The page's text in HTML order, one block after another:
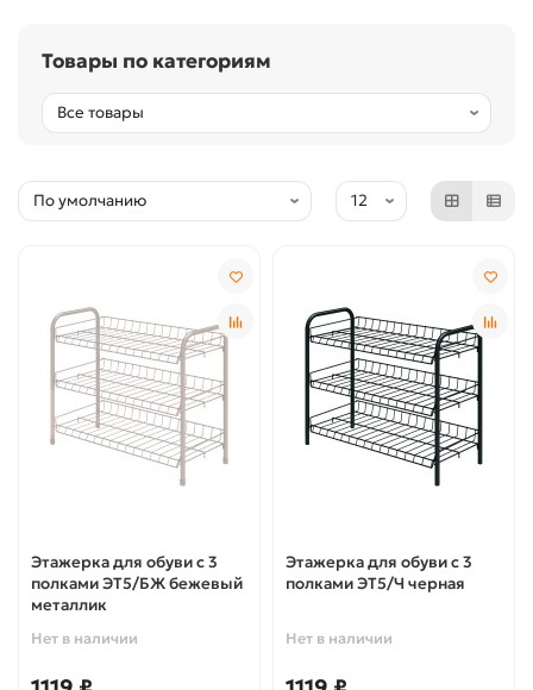
Товары по категориям
Этажерка для обуви с 3
полками ЭТ5/БЖ бежевый
металлик
Нет в наличии
Этажерка для обуви с 3
полками ЭТ5/Ч черная
Нет в наличии